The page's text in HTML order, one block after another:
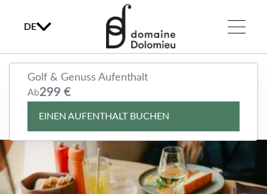
DE
Golf & Genuss Aufenthalt
Ab299 €
EINEN AUFENTHALT BUCHEN
Golf & Genuss Aufenthalt
Ab299 €
EINEN AUFENTHALT BUCHEN